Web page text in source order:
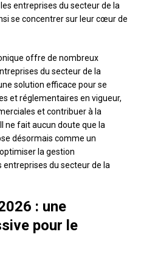
entreprises du secteur de la
se concentrer sur leur cœur de
offre de nombreux
du secteur de la
solution efficace pour se
et réglementaires en vigueur,
et contribuer à la
ne fait aucun doute que la
désormais comme un
la gestion
du secteur de la
: une
pour le